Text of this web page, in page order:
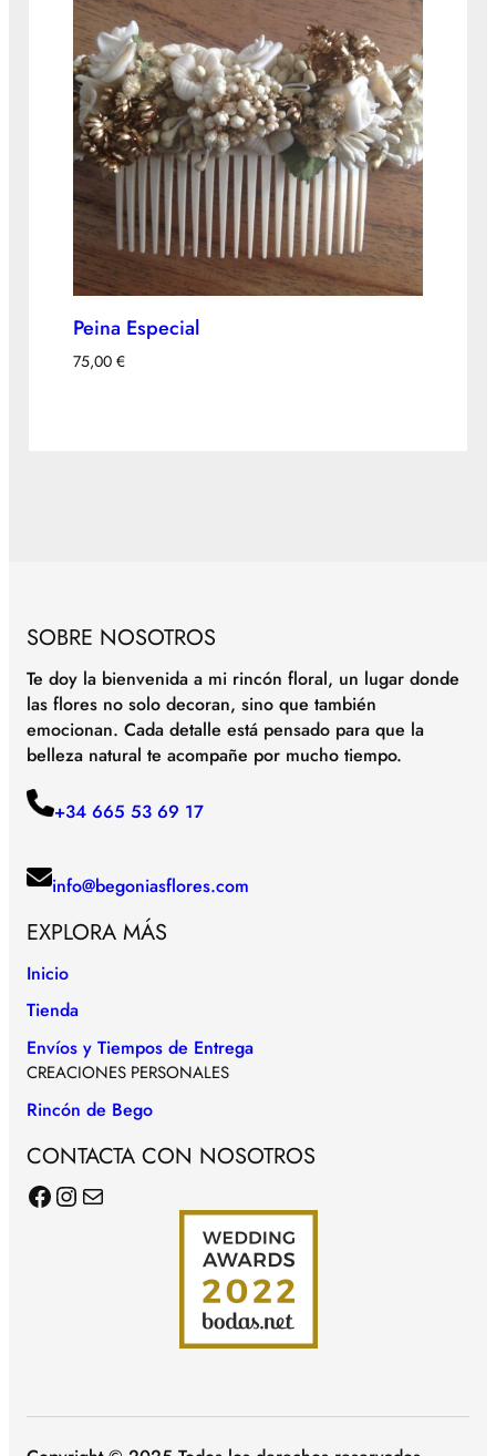
Peina Especial
75,00 €
SOBRE NOSOTROS
Te doy la bienvenida a mi rincón floral, un lugar donde
las flores no solo decoran, sino que también
emocionan. Cada detalle está pensado para que la
belleza natural te acompañe por mucho tiempo.
+34 665 53 69 17
info@begoniasflores.com
EXPLORA MÁS
Inicio
Tienda
Envíos y Tiempos de Entrega
CREACIONES PERSONALES
Rincón de Bego
CONTACTA CON NOSOTROS
Facebook Instagram Correo electrónico